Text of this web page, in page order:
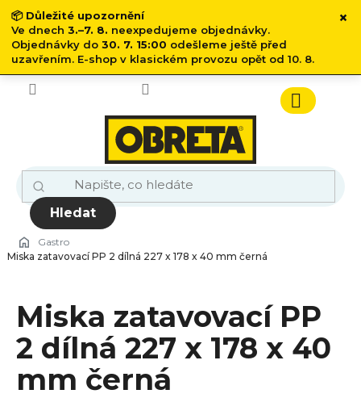
📦 Důležité upozornění
Ve dnech 3.–7. 8. neexpedujeme objednávky.
Objednávky do 30. 7. 15:00 odešleme ještě před
uzavřením. E-shop v klasickém provozu opět od 10. 8.
×
Přejít
obsah
Hledat
Nákupní
košík
Gastro
Miska zatavovací PP 2 dílná 227 x 178 x 40 mm černá
Miska zatavovací PP
2 dílná 227 x 178 x 40
mm černá